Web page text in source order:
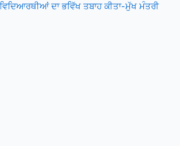
ਦਾ ਭਵਿੱਖ ਤਬਾਹ ਕੀਤਾ-ਮੁੱਖ ਮੰਤਰੀ